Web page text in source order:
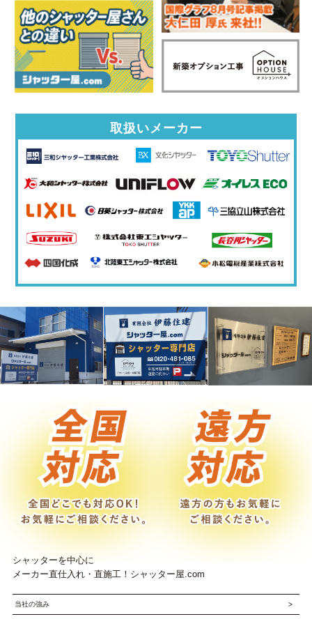
取扱いメーカー
シャッターを中心に
メーカー直仕入れ・直施工！シャッター屋.com
当社の強み